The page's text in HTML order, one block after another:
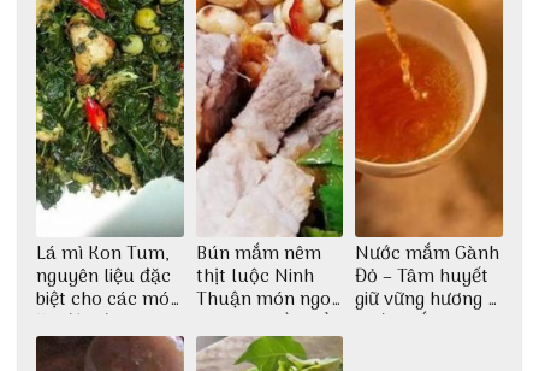
Lá mì Kon Tum,
nguyên liệu đặc
biệt cho các món
ăn độc đáo
Bún mắm nêm
thịt luộc Ninh
Thuận món ngon
dân dã miền biển
Nước mắm Gành
Đỏ – Tâm huyết
giữ vững hương vị
nước mắm sau